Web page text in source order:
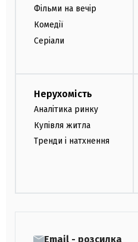
Фільми на вечір
Комедії
Серіали
Нерухомість
Аналітика ринку
Купівля житла
Тренди і натхнення
Email - розсилка